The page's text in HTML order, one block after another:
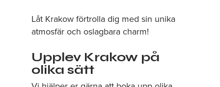
Låt Krakow förtrolla dig med sin unika
atmosfär och oslagbara charm!
Upplev Krakow på
olika sätt